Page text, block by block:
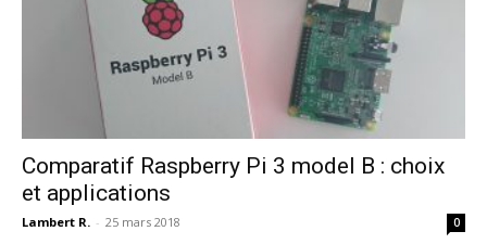
Comparatif Raspberry Pi 3 model B : choix
et applications
Lambert R. - 25 mars 2018 0